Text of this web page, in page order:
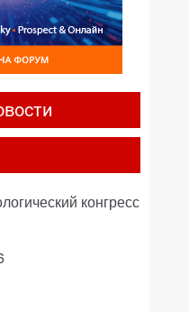
конгресс